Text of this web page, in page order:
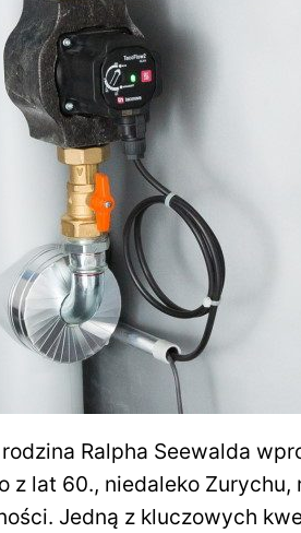
Ralpha Seewalda
z lat 60., niedaleko
Jedną z kluczowych